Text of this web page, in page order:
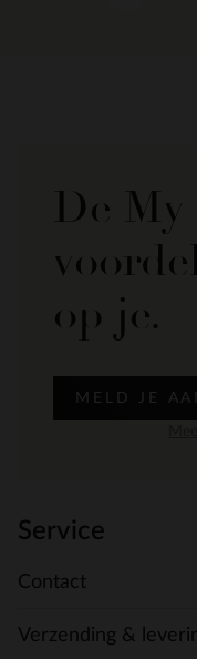
De
op je.
MELD JE
Service
Contact
Verzending &